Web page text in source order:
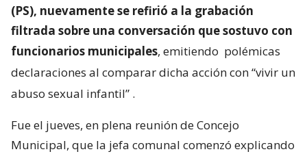
(PS), nuevamente se refirió a la grabación
filtrada sobre una conversación que sostuvo con
funcionarios municipales, emitiendo polémicas
declaraciones al comparar dicha acción con “vivir un
abuso sexual infantil” .
Fue el jueves, en plena reunión de Concejo
Municipal, que la jefa comunal comenzó explicando